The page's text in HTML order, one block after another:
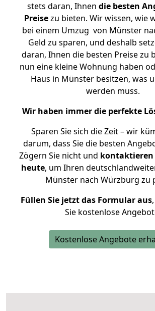
stets daran, Ihnen die besten
Preisezu bieten. Wir wissen, wie
bei einem Umzug von Münster
Geld zu sparen, und deshalb
daran, Ihnen die besten Preise zu
nun eine kleine Wohnung haben
Haus in Münster besitzen, was
werden muss.
Wir haben immer die perfekte
Sparen Sie sich die Zeit – wir
darum, dass Sie die besten
Zögern Sie nicht und kontaktieren
heute, um Ihren
Münster nach Würzburg zu
Füllen Sie jetzt das Formular aus
Sie kostenlose
Kostenlose Angebote